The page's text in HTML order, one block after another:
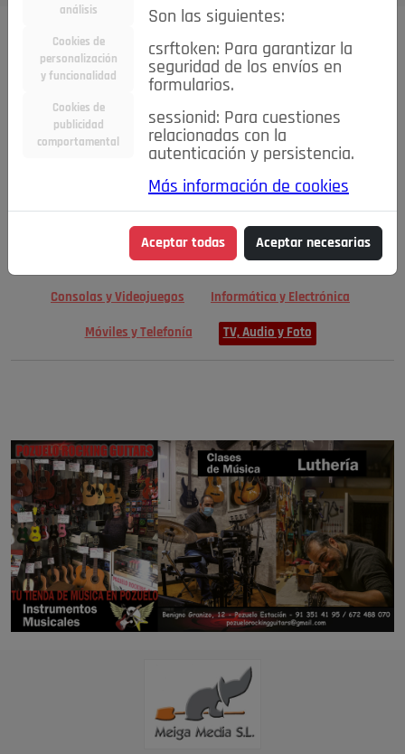
TODAS Deporte Bicicletas Deportes y Ocio
Electrodomésticos
Niños y Bebés Inmobiliaria Construcción y Reformas
Moda Accesorios Ropa Motor
Motor y Accesorios Motos Ocio
Cine, Libros y Música Coleccionismo Otros Otros
Empleo Servicios Tecnología
Consolas y Videojuegos Informática y Electrónica
Móviles y Telefonía TV, Audio y Foto
análisis
Cookies de
personalización
y funcionalidad
Cookies de
publicidad
comportamental
Son las siguientes:
csrftoken: Para garantizar la
seguridad de los envíos en
formularios.
sessionid: Para cuestiones
relacionadas con la
autenticación y persistencia.
Más información de cookies
Aceptar todas Aceptar necesarias